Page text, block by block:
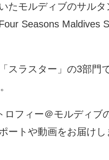
たモルディブのサルタ
Seasons Maldives
スラスター」の3部門
フィー＠モルディブ
ートや動画をお届けし